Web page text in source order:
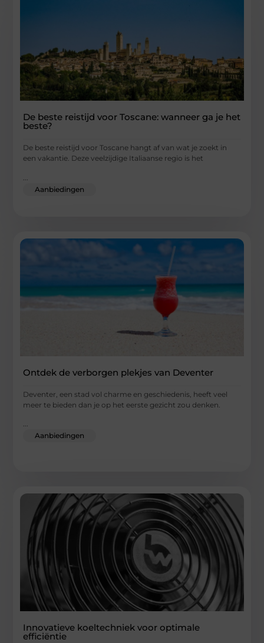
De beste reistijd voor Toscane: wanneer ga je het
beste?
De beste reistijd voor Toscane hangt af van wat je zoekt in
een vakantie. Deze veelzijdige Italiaanse regio is het
Aanbiedingen
Ontdek de verborgen plekjes van Deventer
Deventer, een stad vol charme en geschiedenis, heeft veel
meer te bieden dan je op het eerste gezicht zou denken.
...
Aanbiedingen
Innovatieve koeltechniek voor optimale
efficiëntie